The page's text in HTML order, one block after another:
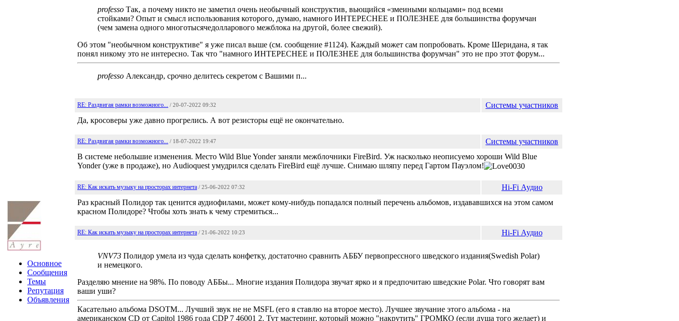
Основное
Сообщения
Темы
Репутация
Объявления
professo Так, а почему никто не заметил очень необычный конструктив, вьющийся «змеиными кольцами» под всеми
стойками? Опыт и смысл использования которого, думаю, намного ИНТЕРЕСНЕЕ и ПОЛЕЗНЕЕ для большинства форумчан
(чем замена одного многотысячедолларового межблока на другой, более свежий).
Об этом "необычном конструктиве" я уже писал выше (см. сообщение #1124). Каждый может сам попробовать. Кроме Шеридана, я так
понял никому это не интересно. Так что "намного ИНТЕРЕСНЕЕ и ПОЛЕЗНЕЕ для большинства форумчан" это не про этот форум...
professo Александр, срочно делитесь секретом с Вашими п...
RE: Раздвигая рамки возможного... / 20-07-2022 09:32
Системы участников
Да, кросоверы уже давно прогрелись. А вот резисторы ещё не окончательно.
RE: Раздвигая рамки возможного... / 18-07-2022 19:47
Системы участников
В системе небольшие изменения. Место Wild Blue Yonder заняли межблочники FireBird. Уж насколько неописуемо хороши Wild Blue
Yonder (уже в продаже), но Audioquest умудрился сделать FireBird ещё лучше. Снимаю шляпу перед Гартом Пауэлом!
RE: Как искать музыку на просторах интернета / 25-06-2022 07:32
Hi-Fi Аудио
Раз красный Полидор так ценится аудиофилами, может кому-нибудь попадался полный перечень альбомов, издававшихся на этом самом
красном Полидоре? Чтобы хоть знать к чему стремиться...
RE: Как искать музыку на просторах интернета / 21-06-2022 10:23 Hi-Fi Аудио
VNV73 Полидор умела из чуда сделать конфетку, достаточно сравнить АББУ первопрессного шведского издания(Swedish Polar)
и немецкого.
Разделяю мнение на 98%. По поводу АББы... Многие издания Полидора звучат ярко и я предпочитаю шведские Polar. Что говорят вам
ваши уши?
Касательно альбома DSOTМ... Лучший звук не не MSFL (его я ставлю на второе место). Лучшее звучание этого альбома - на
американском CD от Capitol 1986 года CDP 7 46001 2. Тут мастеринг, который можно "накрутить" ГРОМКО (если душа того желает) и